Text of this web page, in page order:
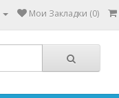
Мои Закладки (0)